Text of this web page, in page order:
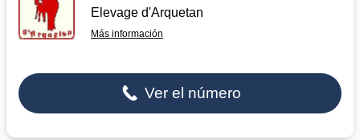
Elevage d'Arquetan
Más información
Ver el número